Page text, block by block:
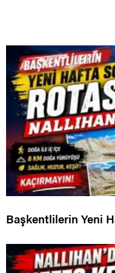
Başkentlilerin Yeni